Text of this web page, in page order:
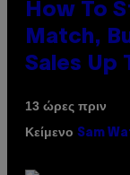
How To
Match,
Sales Up
13 ώρες πριν
Κείμενο Sam